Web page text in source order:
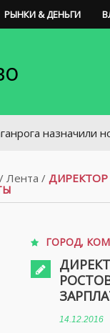
РЫНКИ & ДЕНЬГИ
нового
/ Лента /
ГОРОД,
14.12.2016